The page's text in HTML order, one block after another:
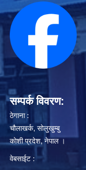
सम्पर्क विवरण:
ठेगाना :
चौलाखर्क, सोलुखुम्बु
काेशी प्रदेश, नेपाल ।
वेबसाईट :